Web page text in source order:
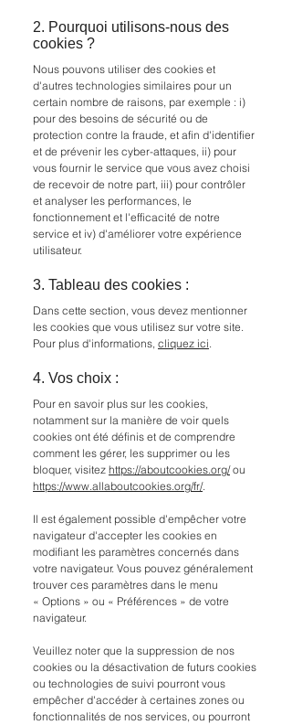
2. Pourquoi utilisons-nous des
cookies ?
Nous pouvons utiliser des cookies et
d'autres technologies similaires pour un
certain nombre de raisons, par exemple : i)
pour des besoins de sécurité ou de
protection contre la fraude, et afin d'identifier
et de prévenir les cyber-attaques, ii) pour
vous fournir le service que vous avez choisi
de recevoir de notre part, iii) pour contrôler
et analyser les performances, le
fonctionnement et l'efficacité de notre
service et iv) d'améliorer votre expérience
utilisateur.
3. Tableau des cookies :
Dans cette section, vous devez mentionner
les cookies que vous utilisez sur votre site.
Pour plus d'informations, cliquez ici.
4. Vos choix :
Pour en savoir plus sur les cookies,
notamment sur la manière de voir quels
cookies ont été définis et de comprendre
comment les gérer, les supprimer ou les
bloquer, visitez https://aboutcookies.org/ou
https://www.allaboutcookies.org/fr/.
Il est également possible d'empêcher votre
navigateur d'accepter les cookies en
modifiant les paramètres concernés dans
votre navigateur. Vous pouvez généralement
trouver ces paramètres dans le menu
« Options » ou « Préférences » de votre
navigateur.
Veuillez noter que la suppression de nos
cookies ou la désactivation de futurs cookies
ou technologies de suivi pourront vous
empêcher d'accéder à certaines zones ou
fonctionnalités de nos services, ou pourront